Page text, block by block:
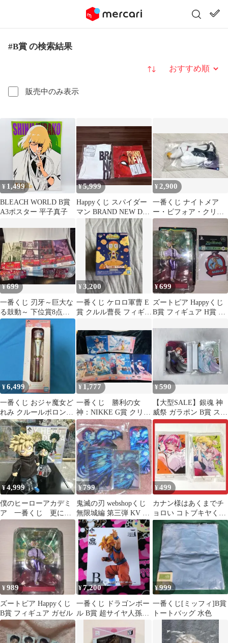
#B賞 の検索結果
販売中のみ表示
並び替え
¥ 1,499
BLEACH WORLD B賞
A3ポスター 平子真子
¥5,999
Happyくじ スパイダー
マン BRAND NEW DAY
B賞＋D賞 セット
¥ 2,900
一番くじ ナイトメア
ー・ビフォア・クリス
マス B賞 ゼロとお散歩
ポシェット
¥699
一番くじ 刃牙～巨大な
る鼓動～ 下位賞8点セ
ット
¥3,200
一番くじ ケロロ軍曹 E
賞 クルル曹長 フィギュ
¥699
ズートピア Happyくじ
B賞 フィギュア H賞 ラ
¥6,499
一番くじ おジャ魔女ど
れみ クルールポロンボ
ールペン
¥ 1,777
一番くじ 勝利の女
神：NIKKE G賞 クリア
ポスター 7種セット
¥590
【大型SALE】銀魂 神
威祭 ガラポン B賞 スク
エア缶バッジ 神威
¥4,999
僕のヒーローアカデミ
ア 一番くじ 更に向
こうへ いずく&かつ
¥799
鬼滅の刃 webshopくじ
無限城編 第三弾 KV B
賞 C賞 D賞 猗窩座
¥499
カナン様はあくまでチ
ョロい コトブキヤくじ
C賞 表紙 ミニ アクリル
スタンド
¥989
ズートピア Happyくじ
B賞 フィギュア ガゼル
¥7,200
一番くじ ドラゴンボー
ル B賞 超サイヤ人孫悟
¥999
一番くじ[ミッフィ]B賞
トートバッグ 水色